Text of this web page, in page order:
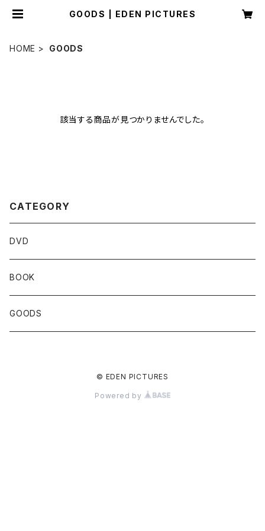
GOODS | EDEN PICTURES
HOME GOODS
該当する商品が見つかりませんでした。
CATEGORY
DVD
BOOK
GOODS
© EDEN PICTURES
Powered by